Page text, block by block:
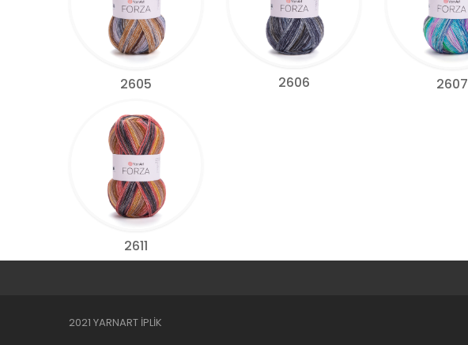
2605 2606 2607
2611
2021 YARNART İPLİK